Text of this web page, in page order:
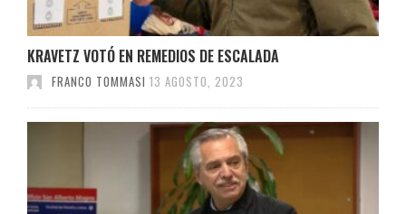
KRAVETZ VOTÓ EN REMEDIOS DE ESCALADA
FRANCO TOMMASI 13 AGOSTO, 2023